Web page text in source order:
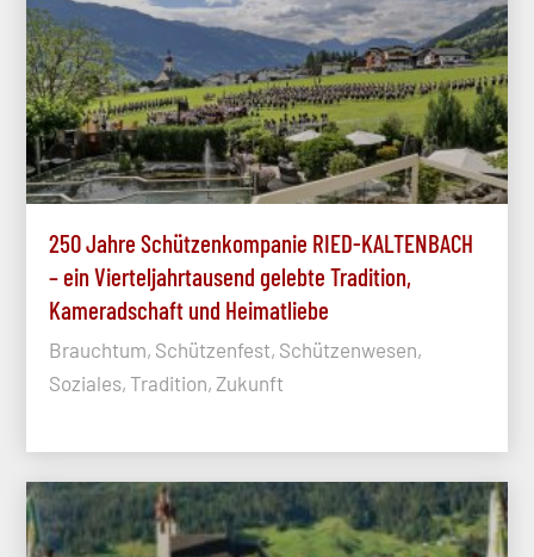
250 Jahre Schützenkompanie RIED-KALTENBACH
– ein Vierteljahrtausend gelebte Tradition,
Kameradschaft und Heimatliebe
Brauchtum, Schützenfest, Schützenwesen,
Soziales, Tradition, Zukunft